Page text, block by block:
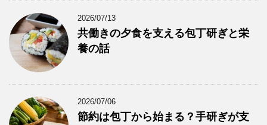
2026/07/13
共働きの夕食を支える包丁研ぎと栄
養の話
2026/07/06
節約は包丁から始まる？手研ぎが支